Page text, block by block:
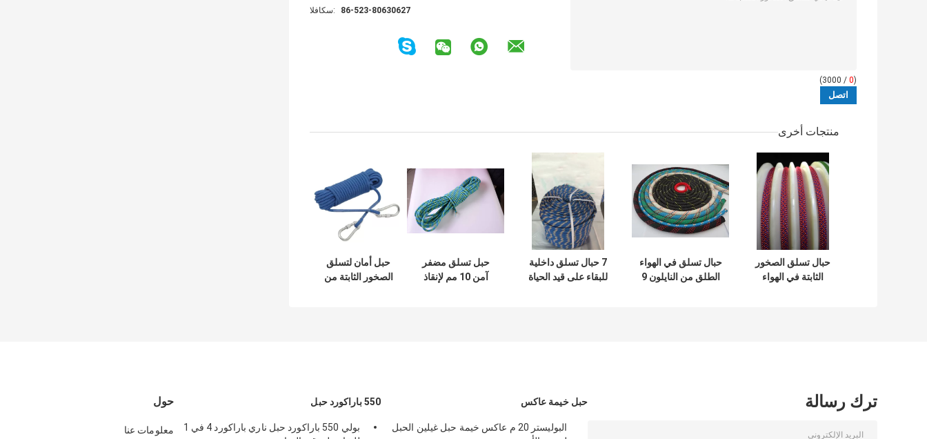
الفاكس:
86-523-80630627
(
0
/ 3000)
منتجات أخرى
حبال تسلق الصخور
الثابتة في الهواء
حبال تسلق في الهواء
الطلق من النايلون 9
7 حبال تسلق داخلية
للبقاء على قيد الحياة
حبل تسلق مضفر
آمن 10 مم لإنقاذ
حبل أمان لتسلق
الصخور الثابتة من
حول
معلومات عنا
550 باراكورد حبل
بولي 550 باراكورد حبل ناري باراكورد 4 في 1
حبل خيمة عاكس
البوليستر 20 م عاكس خيمة حبل غيلين الحبل
ترك رسالة